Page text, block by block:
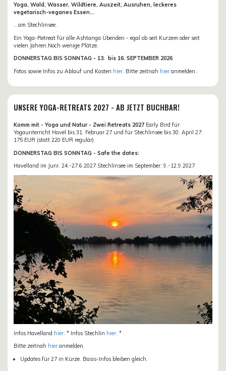
Yoga, Wald, Wasser, Wildtiere, Auszeit, Ausruhen, leckeres
vegetarisch-veganes Essen...
...am Stechlinsee.
Ein Yoga-Retreat für alle Ashtanga Übenden - egal ob seit Kurzem oder seit
vielen Jahren.Noch wenige Plätze.
DONNERSTAG BIS SONNTAG - 13. bis 16. SEPTEMBER 2026
Fotos sowie Infos zu Ablauf und Kosten hier . Bitte zeitnah hier anmelden.
UNSERE YOGA-RETREATS 2027 - AB JETZT BUCHBAR!
Komm mit - Yoga und Natur - Zwei Retreats 2027 Early Bird für
Yogaunterricht Havel bis 31. Februar 27 und für Stechlinsee bis 30. April 27:
175 EUR (statt 220 EUR regulär)
DONNERSTAG BIS SONNTAG - Safe the dates:
Havelland im Juni: 24.-27.6.2027 Stechlinsee im September: 9.-12.9.2027
Infos Havelland hier . * Infos Stechlin hier . *
Bitte zeitnah hier anmelden.
Updates für 27 in Kürze. Basis-Infos bleiben gleich.